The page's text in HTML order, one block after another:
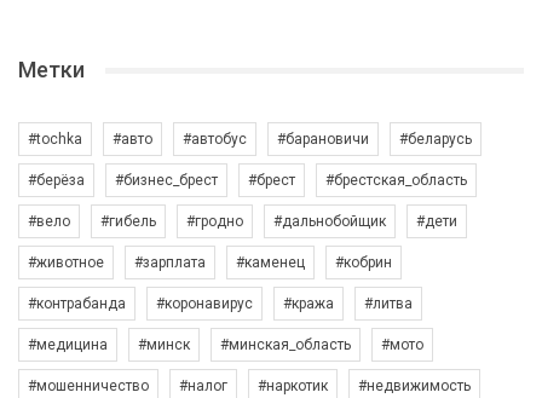
Метки
#tochka #авто #автобус #барановичи #беларусь
#берёза #бизнес_брест #брест #брестская_область
#вело #гибель #гродно #дальнобойщик #дети
#животное #зарплата #каменец #кобрин
#контрабанда #коронавирус #кража #литва
#медицина #минск #минская_область #мото
#мошенничество #налог #наркотик #недвижимость